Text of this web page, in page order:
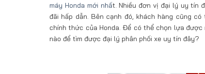
máy Honda mới nhất. Nhiều đơn vị đại lý uy tín
đãi hấp dẫn. Bên cạnh đó, khách hàng cũng
chính thức của Honda. Để có thể chọn lựa
nào để tìm được đại lý phân phối xe uy tín đây?